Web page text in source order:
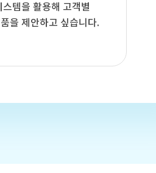
템을 활용해 고객별
을 제안하고 싶습니다.